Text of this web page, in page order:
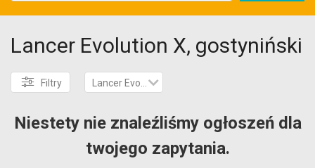
Lancer Evolution X, gostyniński
Filtry Lancer Evolution X
Niestety nie znaleźliśmy ogłoszeń dla
twojego zapytania.